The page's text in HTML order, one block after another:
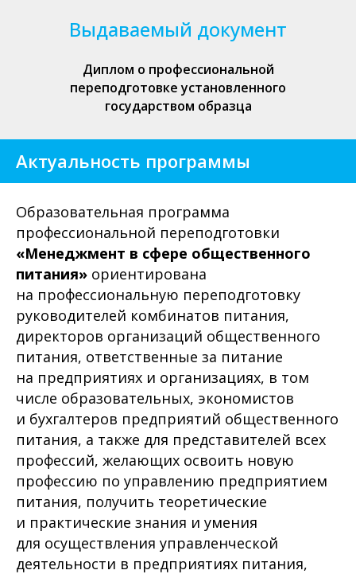
Выдаваемый документ
Диплом о профессиональной
переподготовке установленного
государством образца
Актуальность программы
Образовательная программа
профессиональной переподготовки
«Менеджмент в сфере общественного
питания» ориентирована
на профессиональную переподготовку
руководителей комбинатов питания,
директоров организаций общественного
питания, ответственные за питание
на предприятиях и организациях, в том
числе образовательных, экономистов
и бухгалтеров предприятий общественного
питания, а также для представителей всех
профессий, желающих освоить новую
профессию по управлению предприятием
питания, получить теоретические
и практические знания и умения
для осуществления управленческой
деятельности в предприятиях питания,